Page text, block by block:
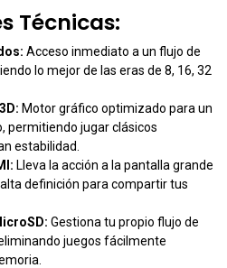
Técnicas:
Acceso inmediato a un flujo de
lo mejor de las eras de 8, 16, 32
Motor gráfico optimizado para un
permitiendo jugar clásicos
estabilidad.
Lleva la acción a la pantalla grande
definición para compartir tus
Gestiona tu propio flujo de
juegos fácilmente